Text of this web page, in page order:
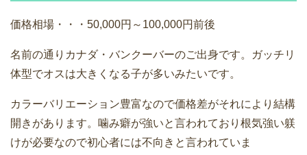
価格相場・・・50,000円～100,000円前後
名前の通りカナダ・バンクーバーのご出身です。ガッチリ
体型でオスは大きくなる子が多いみたいです。
カラーバリエーション豊富なので価格差がそれにより結構
開きがあります。噛み癖が強いと言われており根気強い躾
けが必要なので初心者には不向きと言われていま